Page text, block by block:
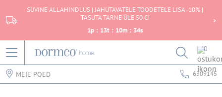
SUVINE ALLAHINDLUS | JAHUTAVATELE TOODETELE LISA -10% |
TASUTA TARNE ÜLE 50 €!
1p : 13t : 10m : 34s
0
MEIE POED 6309145